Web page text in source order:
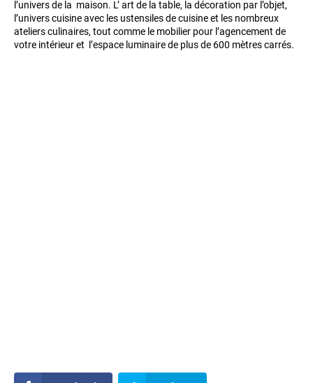
l’univers de la maison. L’ art de la table, la décoration par l’objet,
l’univers cuisine avec les ustensiles de cuisine et les nombreux
ateliers culinaires, tout comme le mobilier pour l’agencement de
votre intérieur et l’espace luminaire de plus de 600 mètres carrés.